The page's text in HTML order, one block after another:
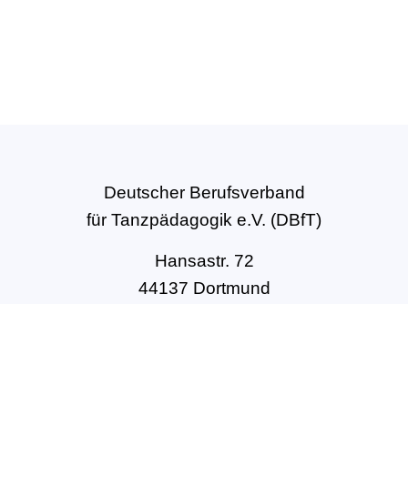
Deutscher Berufsverband
für Tanzpädagogik e.V. (DBfT)
Hansastr. 72
44137 Dortmund